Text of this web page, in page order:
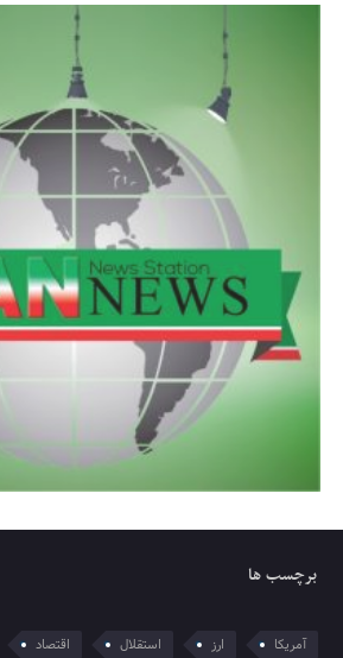
برچسب ها
آمریکا ارز استقلال اقتصاد